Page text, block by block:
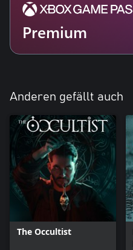
Premium
Anderen gefällt auch
The Occultist